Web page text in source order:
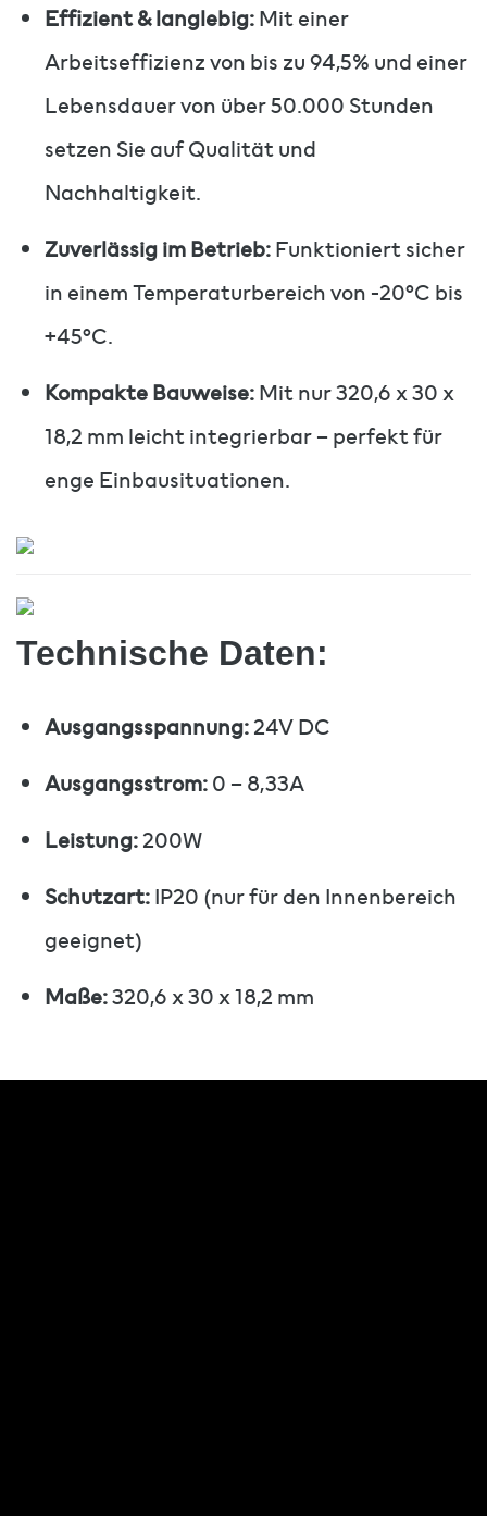
Effizient & langlebig:Mit einer
Arbeitseffizienz von bis zu 94,5% und einer
Lebensdauer von über 50.000 Stunden
setzen Sie auf Qualität und
Nachhaltigkeit.
Zuverlässig im Betrieb:Funktioniert sicher
in einem Temperaturbereich von -20°C bis
+45°C.
Kompakte Bauweise:Mit nur 320,6 x 30 x
18,2 mm leicht integrierbar – perfekt für
enge Einbausituationen.
Technische Daten:
Ausgangsspannung:24V DC
Ausgangsstrom:0 – 8,33A
Leistung:200W
Schutzart:IP20 (nur für den Innenbereich
geeignet)
Maße:320,6 x 30 x 18,2 mm